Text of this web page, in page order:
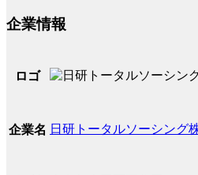
企業情報
ロゴ
企業名 日研トータルソーシング